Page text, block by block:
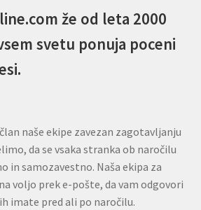
že od leta 2000
svetu ponuja poceni
naše ekipe zavezan zagotavljanju
da se vsaka stranka ob naročilu
in samozavestno. Naša ekipa za
voljo prek e-pošte, da vam odgovori
imate pred ali po naročilu.